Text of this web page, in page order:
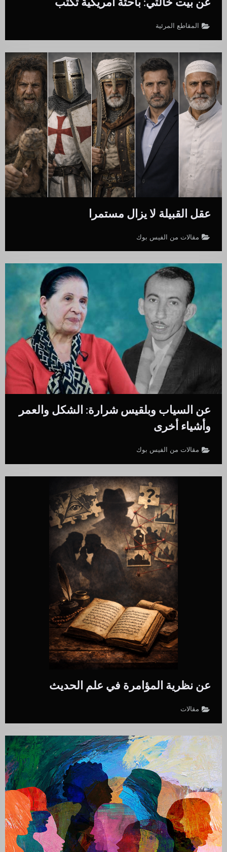
المقاطع المرئية
عقل القبيلة لا يزال مستمرا
مقالات من الفيس بوك
عن السياب وبلقيس شرارة: الشكل والعمر
وأشياء أخرى
مقالات من الفيس بوك
عن نظرية المؤامرة في علم الحديث
مقالات